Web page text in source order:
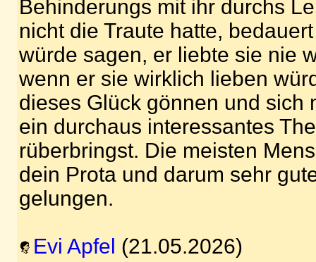
Behinderungs mit ihr durchs
nicht die Traute hatte,
würde sagen, er liebte sie nie
wenn er sie wirklich lieben
dieses Glück gönnen und sich
ein durchaus interessantes
rüberbringst. Die meisten
dein Prota und darum sehr
gelungen.
Evi Apfel (21.05.2026)